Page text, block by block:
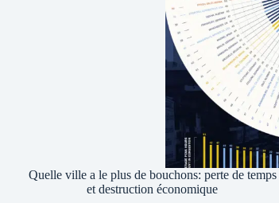
Quelle ville a le plus de bouchons: perte de temps
et destruction économique